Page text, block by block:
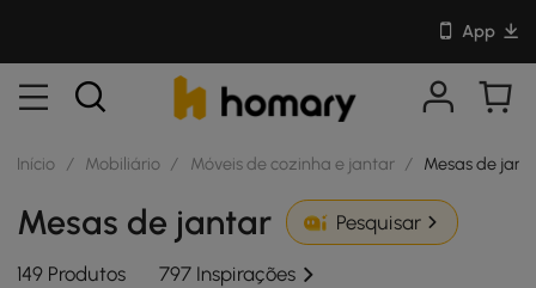
App
Início / Mobiliário / Móveis de cozinha e jantar / Mesas de
Mesas de jantar Pesquisar
149 Produtos 797 Inspirações